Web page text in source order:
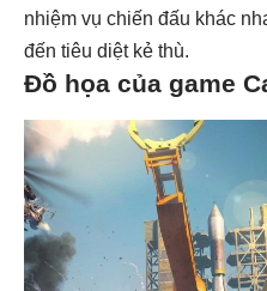
nhiệm vụ chiến đấu khác
đến tiêu diệt kẻ thù.
Đồ họa của game